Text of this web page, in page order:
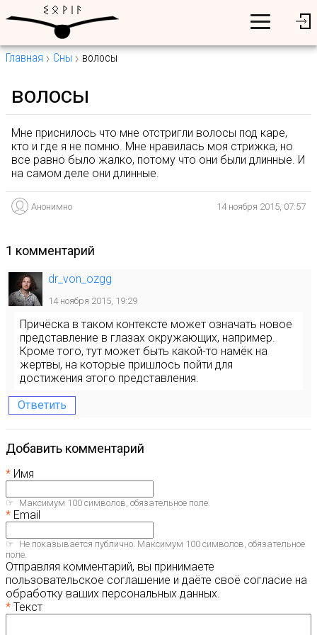
Главная Сны волосы
волосы
Мне приснилось что мне отстригли волосы под каре,
кто и где я не помню. Мне нравилась моя стрижка, но
все равно было жалко, потому что они были длинные. И
на самом деле они длинные.
Анонимно 14 ноября 2015, 07:57
1 комментарий
dr_von_ozgg
14 ноября 2015, 19:29
Причёска в таком контексте может означать новое
представление в глазах окружающих, например.
Кроме того, тут может быть какой-то намёк на
жертвы, на которые пришлось пойти для
достижения этого представления.
Ответить
Добавить комментарий
Имя
Максимум 100 символов, обязательное поле.
Email
Не показывается публично. Максимум 100 символов, обязательное
поле.
Отправляя комментарий, вы принимаете
пользовательское соглашение и даёте своё согласие на
обработку ваших персональных данных.
Текст